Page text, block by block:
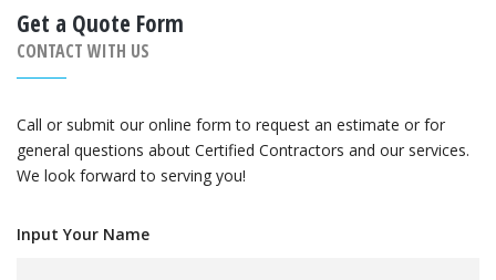
Get a Quote Form
CONTACT WITH US
Call or submit our online form to request an estimate or for
general questions about Certified Contractors and our services.
We look forward to serving you!
Input Your Name